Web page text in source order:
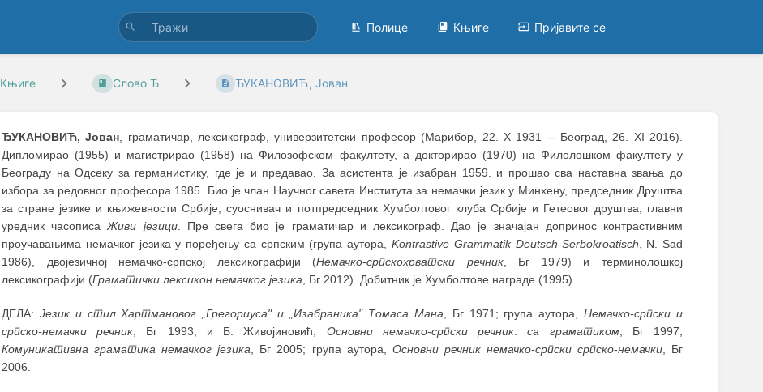
Полице Књиге Пријавите се
Књиге Слово Ђ ЂУКАНОВИЋ, Јован
ЂУКАНОВИЋ, Јован, граматичар, лексикограф, универзитетски професор (Марибор, 22. Х 1931 -- Београд, 26. XI 2016).
Дипломирао (1955) и магистрирао (1958) на Филозофском факултету, а докторирао (1970) на Филолошком факултету у
Београду на Одсеку за германистику, где је и предавао. За асистента је изабран 1959. и прошао сва наставна звања до
избора за редовног професора 1985. Био је члан Научног савета Института за немачки језик у Минхену, председник Друштва
за стране језике и књижевности Србије, суоснивач и потпредседник Хумболтовог клуба Србије и Гетеовог друштва, главни
уредник часописаЖиви језици. Пре свега био је граматичар и лексикограф. Дао је значајан допринос контрастивним
проучавањима немачког језика у поређењу са српским (група аутора, Kontrastive Grammatik Deutsch-Serbokroatisch, N. Sad
1986), двојезичној немачко-српској лексикографији (Немачко-српскохрватски речник, Бг 1979) и терминолошкој
лексикографији (Граматички лексикон немачког језика, Бг 2012). Добитник је Хумболтове награде (1995).
ДЕЛА: Језик и стил Хартмановог „Грегориуса" и „Изабраника" Томаса Мана , Бг 1971; група аутора,Немачко-српски и
српско-немачки речник , Бг 1993; и Б. Живојиновић, Основни немачко-српски речник:са граматиком, Бг 1997;
Комуникативна граматика немачког језика , Бг 2005; група аутора, Основни речник немачко-српски српско-немачки, Бг
2006.